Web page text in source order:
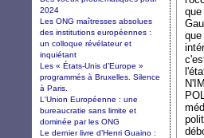
2024
Les ONG maîtresses absolues
des institutions européennes :
un colloque révélateur et
inquiétant
Les « États-Unis d’Europe »
programmés à Bruxelles. Silence
à Paris.
L'Union Européenne : une
bureaucratie sans limite et
dominée par les ONG
Le dernier livre d’Henri Guaino :